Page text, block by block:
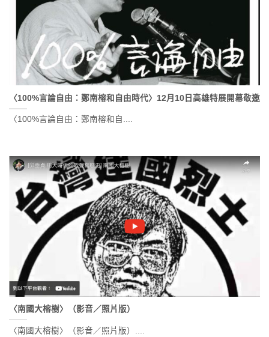
〈100%言論自由：鄭南榕和自由時代〉12月10日高雄特展開幕敬邀
〈100%言論自由：鄭南榕和自....
〈南國大榕樹〉（影音／照片版）
〈南國大榕樹〉（影音／照片版）....